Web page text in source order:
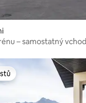
– samostatný vchod
Oblíbené u hostů